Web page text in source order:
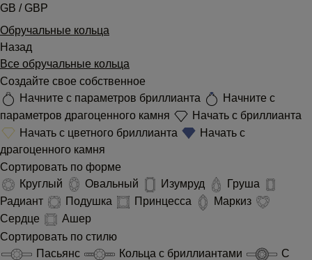
GB / GBP
Обручальные кольца
Назад
Все обручальные кольца
Создайте свое собственное
Начните с параметров бриллианта
Начните с
параметров драгоценного камня
Начать с бриллианта
Начать с цветного бриллианта
Начать с
драгоценного камня
Сортировать по форме
Круглый
Овальный Изумруд
Груша
Радиант
Подушка Принцесса
Маркиз
Сердце
Ашер
Сортировать по стилю
Пасьянс
Кольца с бриллиантами
С